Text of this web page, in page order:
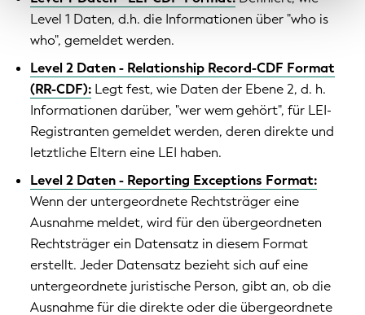
Level 1 Daten, d.h. die Informationen über "who is
who", gemeldet werden.
Level 2 Daten - Relationship Record-CDF Format
(RR-CDF): Legt fest, wie Daten der Ebene 2, d. h.
Informationen darüber, "wer wem gehört", für LEI-
Registranten gemeldet werden, deren direkte und
letztliche Eltern eine LEI haben.
Level 2 Daten - Reporting Exceptions Format:
Wenn der untergeordnete Rechtsträger eine
Ausnahme meldet, wird für den übergeordneten
Rechtsträger ein Datensatz in diesem Format
erstellt. Jeder Datensatz bezieht sich auf eine
untergeordnete juristische Person, gibt an, ob die
Ausnahme für die direkte oder die übergeordnete